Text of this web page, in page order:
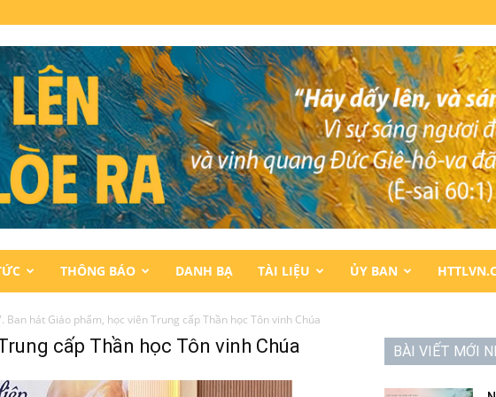
THÔNG BÁO DANH BẠ TÀI LIỆU ỦY BAN
Ban hát Giáo phẩm, học viên Trung cấp Thần học Tôn vinh Chúa
cấp Thần học Tôn vinh Chúa BÀI VIẾT MỚI